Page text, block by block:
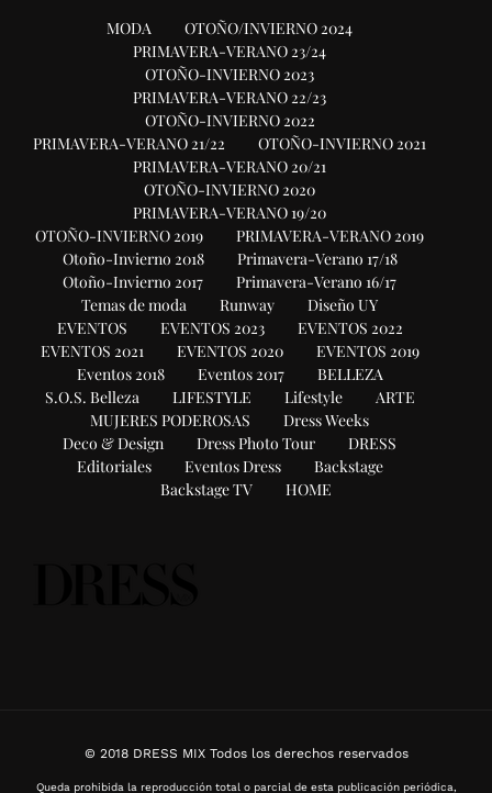
MODA
OTOÑO/INVIERNO 2024
PRIMAVERA-VERANO 23/24
OTOÑO-INVIERNO 2023
PRIMAVERA-VERANO 22/23
OTOÑO-INVIERNO 2022
PRIMAVERA-VERANO 21/22
OTOÑO-INVIERNO 2021
PRIMAVERA-VERANO 20/21
OTOÑO-INVIERNO 2020
PRIMAVERA-VERANO 19/20
OTOÑO-INVIERNO 2019
PRIMAVERA-VERANO 2019
Otoño-Invierno 2018
Primavera-Verano 17/18
Otoño-Invierno 2017
Primavera-Verano 16/17
Temas de moda
Runway
Diseño UY
EVENTOS
EVENTOS 2023
EVENTOS 2022
EVENTOS 2021
EVENTOS 2020
EVENTOS 2019
Eventos 2018
Eventos 2017
BELLEZA
S.O.S. Belleza
LIFESTYLE Lifestyle
ARTE
MUJERES PODEROSAS
Dress Weeks
Deco & Design
Dress Photo Tour
DRESS
Editoriales
Eventos Dress
Backstage
Backstage TV
HOME
© 2018 DRESS MIX Todos los derechos reservados
Queda prohibida la reproducción total o parcial de esta publicación periódica,